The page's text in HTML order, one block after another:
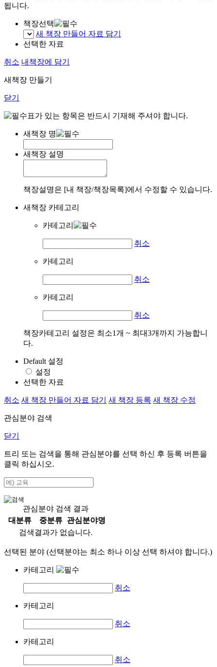
됩니다.
책장선택
새 책장 만들어 자료 담기
선택한 자료
취소 내책장에 담기
새책장 만들기
닫기
표가 있는 항목은 반드시 기재해 주셔야 합니다.
새책장 명
새책장 설명
책장설명은 [내 책장/책장목록]에서 수정할 수 있습니다.
새책장 카테고리
카테고리
취소
카테고리
취소
카테고리
취소
책장카테고리 설정은 최소1개 ~ 최대3개까지 가능합니
다.
Default 설정
설정
선택한 자료
취소 새 책장 만들어 자료 담기 새 책장 등록 새 책장 수정
관심분야 검색
닫기
트리 또는 검색을 통해 관심분야를 선택 하신 후 등록 버튼을
클릭 하십시오.
관심분야 검색 결과
대분류
중분류
관심분야명
검색결과가 없습니다.
선택된 분야 (선택분야는 최소 하나 이상 선택 하셔야 합니다.)
카테고리
취소
카테고리
취소
카테고리
취소